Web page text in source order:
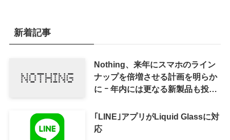
新着記事
Nothing、来年にスマホのライン
ナップを倍増させる計画を明らか
に ｰ 年内には更なる新製品も投入
｢LINE｣アプリがLiquid Glassに対
応